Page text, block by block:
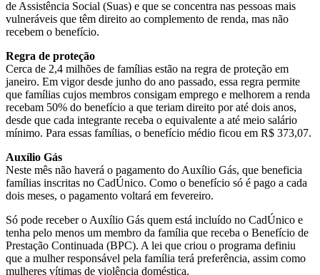
de Assistência Social (Suas) e que se concentra nas pessoas mais
vulneráveis que têm direito ao complemento de renda, mas não
recebem o benefício.
Regra de proteção
Cerca de 2,4 milhões de famílias estão na regra de proteção em
janeiro. Em vigor desde junho do ano passado, essa regra permite
que famílias cujos membros consigam emprego e melhorem a renda
recebam 50% do benefício a que teriam direito por até dois anos,
desde que cada integrante receba o equivalente a até meio salário
mínimo. Para essas famílias, o benefício médio ficou em R$ 373,07.
Auxílio Gás
Neste mês não haverá o pagamento do Auxílio Gás, que beneficia
famílias inscritas no CadÚnico. Como o benefício só é pago a cada
dois meses, o pagamento voltará em fevereiro.
Só pode receber o Auxílio Gás quem está incluído no CadÚnico e
tenha pelo menos um membro da família que receba o Benefício de
Prestação Continuada (BPC). A lei que criou o programa definiu
que a mulher responsável pela família terá preferência, assim como
mulheres vítimas de violência doméstica.